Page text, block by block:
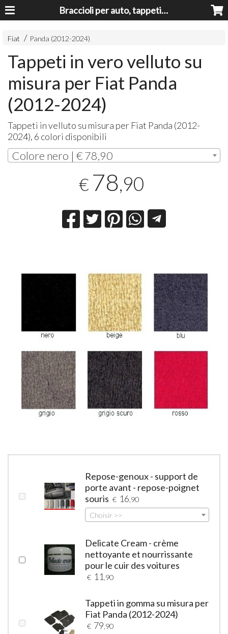
Braccioli per auto, tappeti auto, accessori auto MADE IN ITALY - Armrests, Mittelarmlehnen, Accoundoirs
Fiat Panda (2012-2024)
Tappeti in vero velluto su
misura per Fiat Panda
(2012-2024)
Tappeti in velluto su misura per Fiat Panda (2012-
2024), 6 colori disponibili
Colore nero | € 78,90
€ 78,90
Repose-genoux - support de
porte avant - repose-poignet
souris € 16 ,90
Choisir >>
Delicate Cream - crème
nettoyante et nourrissante
pour le cuir des voitures
€ 11 ,90
Tappeti in gomma su misura per
Fiat Panda (2012-2024)
€ 79 ,90